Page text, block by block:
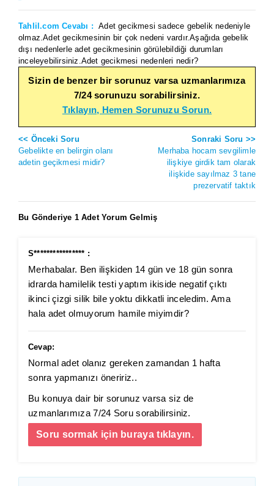
Tahlil.com Cevabı : Adet gecikmesi sadece gebelik nedeniyle
olmaz.Adet gecikmesinin bir çok nedeni vardır.Aşağıda gebelik
dışı nedenlerle adet gecikmesinin görülebildiği durumları
inceleyebilirsiniz.Adet gecikmesi nedenleri nedir?
Sizin de benzer bir sorunuz varsa uzmanlarımıza
7/24 sorunuzu sorabilirsiniz.
Tıklayın, Hemen Sorunuzu Sorun.
<< Önceki Soru
Gebelikte en belirgin olanı
adetin geçikmesi midir?
Sonraki Soru >>
Merhaba hocam sevgilimle
ilişkiye girdik tam olarak
ilişkide sayılmaz 3 tane
prezervatif taktık
Bu Gönderiye 1 Adet Yorum Gelmiş
S**************** :
Merhabalar. Ben ilişkiden 14 gün ve 18 gün sonra
idrarda hamilelik testi yaptım ikiside negatif çıktı
ikinci çizgi silik bile yoktu dikkatli inceledim. Ama
hala adet olmuyorum hamile miyimdir?
Cevap:
Normal adet olanız gereken zamandan 1 hafta
sonra yapmanızı öneririz..
Bu konuya dair bir sorunuz varsa siz de
uzmanlarımıza 7/24 Soru sorabilirsiniz.
Soru sormak için buraya tıklayın.